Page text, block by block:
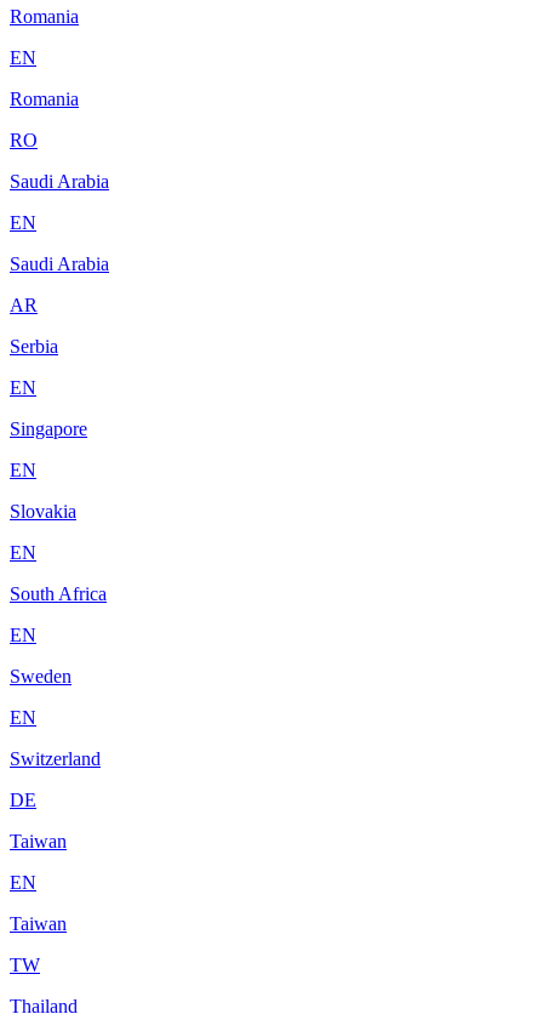
Romania
EN
Romania
RO
Saudi Arabia
EN
Saudi Arabia
AR
Serbia
EN
Singapore
EN
Slovakia
EN
South Africa
EN
Sweden
EN
Switzerland
DE
Taiwan
EN
Taiwan
TW
Thailand